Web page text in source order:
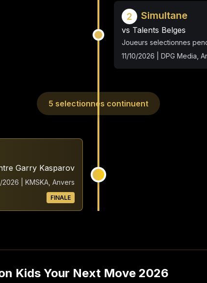
2 Simultane
vs Talents Belges
Joueurs selectionnes
11/10/2026 | DPG Media,
5 selectionnes continuent
Garry Kasparov
2026 | KMSKA, Anvers
FINALE
Kids Your Next Move 2026